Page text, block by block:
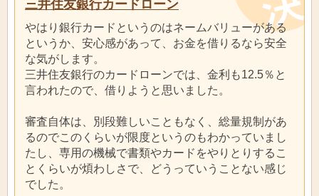
三井住友銀行カードローン
やはり銀行カードというのはネームバリューがある
というか、安心感があって、お金を借りるなら安全
な気がします。
三井住友銀行のカードローンでは、金利も12.5％と
言われたので、借りようと思いました。
審査自体は、別段難しいこともなく、総量規制があ
るのでこのくらいが限度というのもわかっていまし
たし、専用の機械で書類やカードをやりとりするこ
とくらいが煩わしさで、どうっていうことない感じ
でした。